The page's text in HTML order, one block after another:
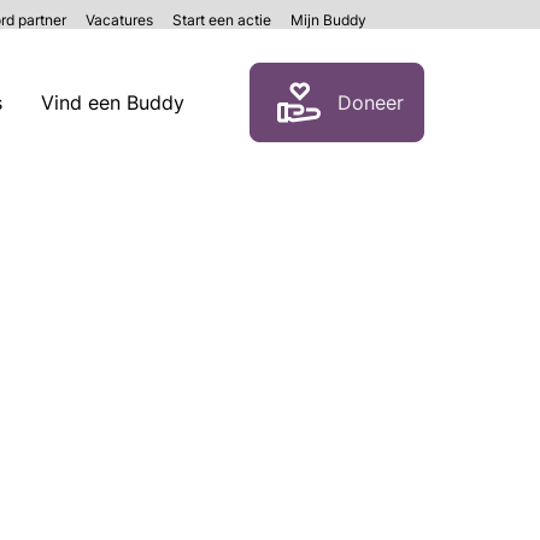
Vind een Buddy Doneer
partner Vacatures Start een actie Mijn Buddy
Zoeken